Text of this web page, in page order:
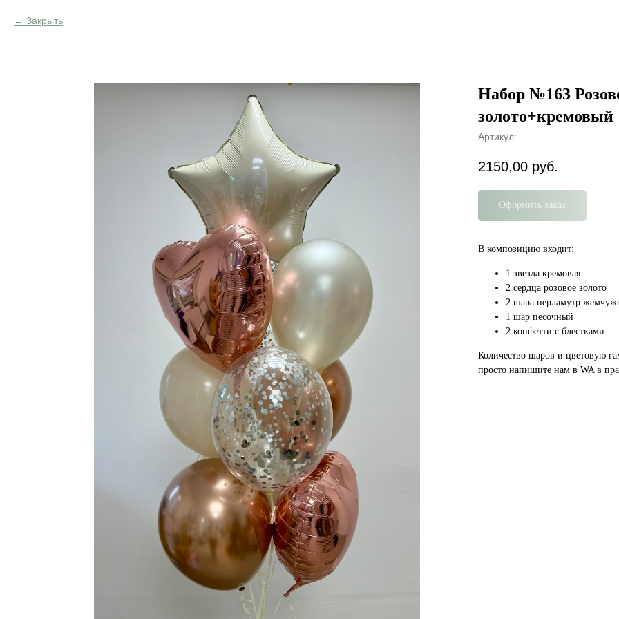
Закрыть
Набор №163
золото+кремовый
Артикул:
2150,00 руб.
Оформить заказ
В композицию входит:
1 звезда кремовая
2 сердца розовое золото
2 шара перламутр
1 шар песочный
2 конфетти с блестками.
Количество шаров и цветовую
просто напишите нам в WA в